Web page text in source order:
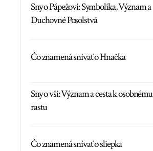
Sny o Pápežovi: Symbolika, Význam a
Duchovné Posolstvá
Čo znamená snívať o Hnačka
Sny o vši: Význam a cesta k osobnému
rastu
Čo znamená snívať o sliepka